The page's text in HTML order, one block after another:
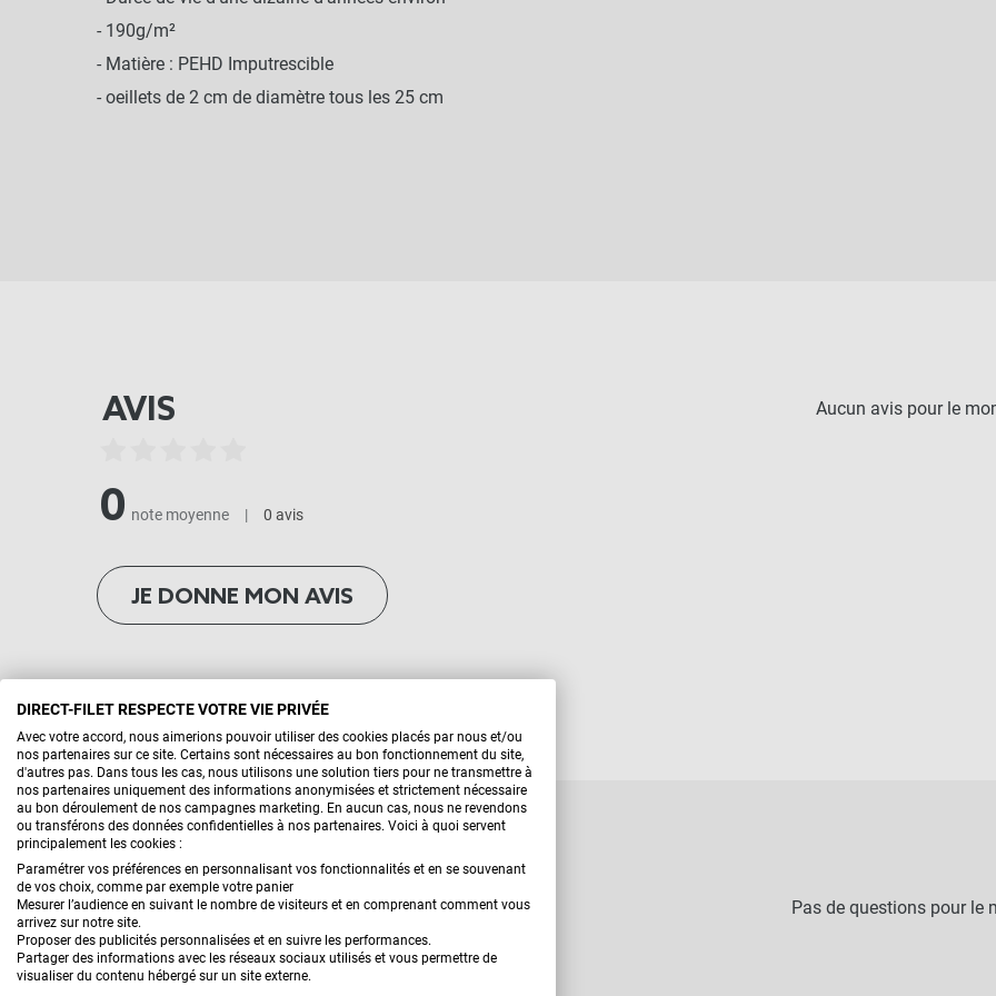
- 190g/m²
- Matière : PEHD Imputrescible
- oeillets de 2 cm de diamètre tous les 25 cm
AVIS
0 note moyenne | 0 avis
JE DONNE MON AVIS
Aucun avis pour le
QUESTIONS
Actuellement0 questionsont été posé
concernant ce produit.
Pas de questions pour le
DIRECT-FILET RESPECTE VOTRE VIE PRIVÉE
Avec votre accord, nous aimerions pouvoir utiliser des cookies placés par nous et/ou
nos partenaires sur ce site. Certains sont nécessaires au bon fonctionnement du site,
d'autres pas. Dans tous les cas, nous utilisons une solution tiers pour ne transmettre à
nos partenaires uniquement des informations anonymisées et strictement nécessaire
au bon déroulement de nos campagnes marketing. En aucun cas, nous ne revendons
ou transférons des données confidentielles à nos partenaires. Voici à quoi servent
principalement les cookies :
Paramétrer vos préférences en personnalisant vos fonctionnalités et en se souvenant
de vos choix, comme par exemple votre panier
Mesurer l’audience en suivant le nombre de visiteurs et en comprenant comment vous
arrivez sur notre site.
Proposer des publicités personnalisées et en suivre les performances.
Partager des informations avec les réseaux sociaux utilisés et vous permettre de
visualiser du contenu hébergé sur un site externe.